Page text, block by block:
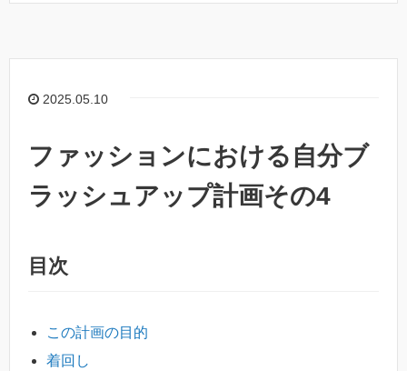
2025.05.10
ファッションにおける自分ブ
ラッシュアップ計画その4
目次
この計画の目的
着回し